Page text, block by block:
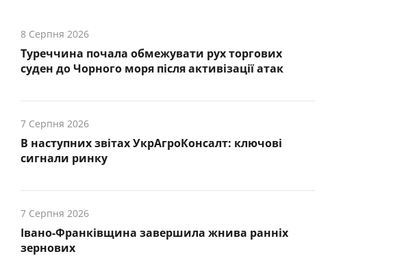
8 Серпня 2026
Туреччина почала обмежувати рух торгових
суден до Чорного моря після активізації атак
7 Серпня 2026
В наступних звітах УкрАгроКонсалт: ключові
cигнали ринку
7 Серпня 2026
Івано-Франківщина завершила жнива ранніх
зернових